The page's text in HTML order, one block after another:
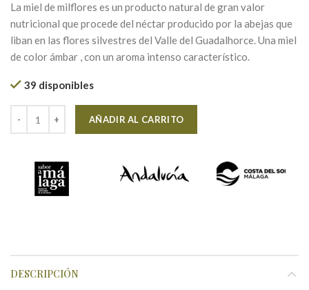
La miel de milflores es un producto natural de gran valor
nutricional que procede del néctar producido por la abejas que
liban en las flores silvestres del Valle del Guadalhorce. Una miel
de color ámbar , con un aroma intenso característico.
39 disponibles
AÑADIR AL CARRITO
DESCRIPCIÓN